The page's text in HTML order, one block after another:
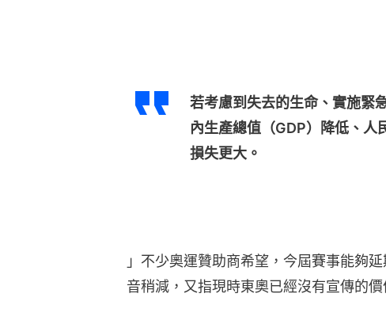
若考慮到失去的生命、實施緊
內生產總值（GDP）降低、人
損失更大。
」不少奧運贊助商希望，今屆賽事能夠
音稍減，又指現時東奧已經沒有宣傳的價